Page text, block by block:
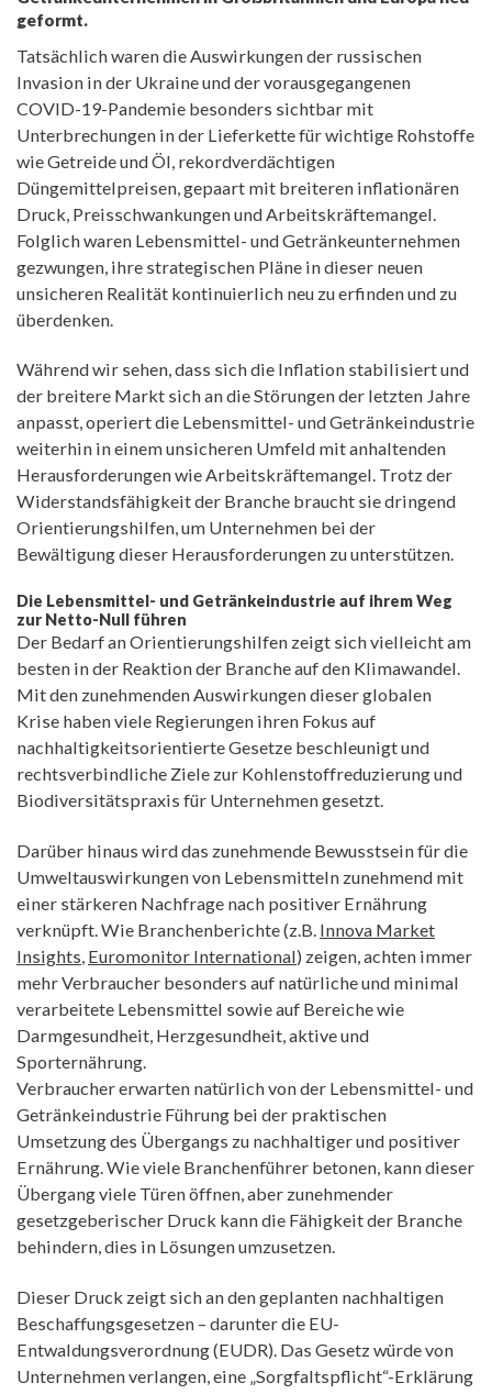
geformt.
Tatsächlich waren die Auswirkungen der russischen
Invasion in der Ukraine und der vorausgegangenen
COVID-19-Pandemie besonders sichtbar mit
Unterbrechungen in der Lieferkette für wichtige Rohstoffe
wie Getreide und Öl, rekordverdächtigen
Düngemittelpreisen, gepaart mit breiteren inflationären
Druck, Preisschwankungen und Arbeitskräftemangel.
Folglich waren Lebensmittel- und Getränkeunternehmen
gezwungen, ihre strategischen Pläne in dieser neuen
unsicheren Realität kontinuierlich neu zu erfinden und zu
überdenken.
Während wir sehen, dass sich die Inflation stabilisiert und
der breitere Markt sich an die Störungen der letzten Jahre
anpasst, operiert die Lebensmittel- und Getränkeindustrie
weiterhin in einem unsicheren Umfeld mit anhaltenden
Herausforderungen wie Arbeitskräftemangel. Trotz der
Widerstandsfähigkeit der Branche braucht sie dringend
Orientierungshilfen, um Unternehmen bei der
Bewältigung dieser Herausforderungen zu unterstützen.
Die Lebensmittel- und Getränkeindustrie auf ihrem Weg
zur Netto-Null führen
Der Bedarf an Orientierungshilfen zeigt sich vielleicht am
besten in der Reaktion der Branche auf den Klimawandel.
Mit den zunehmenden Auswirkungen dieser globalen
Krise haben viele Regierungen ihren Fokus auf
nachhaltigkeitsorientierte Gesetze beschleunigt und
rechtsverbindliche Ziele zur Kohlenstoffreduzierung und
Biodiversitätspraxis für Unternehmen gesetzt.
Darüber hinaus wird das zunehmende Bewusstsein für die
Umweltauswirkungen von Lebensmitteln zunehmend mit
einer stärkeren Nachfrage nach positiver Ernährung
verknüpft. Wie Branchenberichte (z.B. Innova Market
Insights, Euromonitor International) zeigen, achten immer
mehr Verbraucher besonders auf natürliche und minimal
verarbeitete Lebensmittel sowie auf Bereiche wie
Darmgesundheit, Herzgesundheit, aktive und
Sporternährung.
Verbraucher erwarten natürlich von der Lebensmittel- und
Getränkeindustrie Führung bei der praktischen
Umsetzung des Übergangs zu nachhaltiger und positiver
Ernährung. Wie viele Branchenführer betonen, kann dieser
Übergang viele Türen öffnen, aber zunehmender
gesetzgeberischer Druck kann die Fähigkeit der Branche
behindern, dies in Lösungen umzusetzen.
Dieser Druck zeigt sich an den geplanten nachhaltigen
Beschaffungsgesetzen – darunter die EU-
Entwaldungsverordnung (EUDR). Das Gesetz würde von
Unternehmen verlangen, eine „Sorgfaltspflicht“-Erklärung